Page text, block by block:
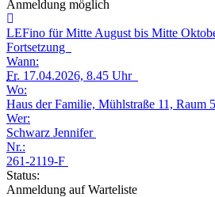
Anmeldung möglich
LEFino für Mitte August bis Mitte
Fortsetzung
Wann:
Fr. 17.04.2026, 8.45 Uhr
Wo:
Haus der Familie, Mühlstraße 11, Raum
Wer:
Schwarz Jennifer
Nr.:
261-2119-F
Status:
Anmeldung auf Warteliste